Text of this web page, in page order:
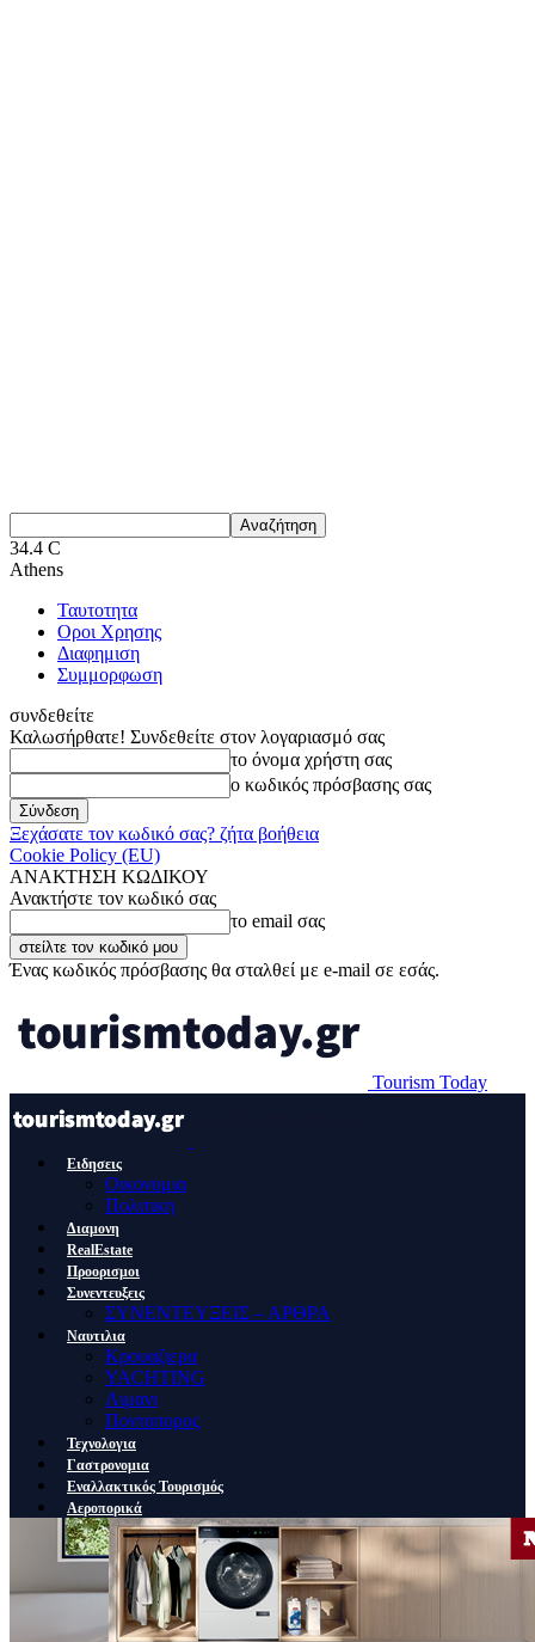
34.4 C
Athens
Ταυτοτητα
Οροι Χρησης
Διαφημιση
Συμμορφωση
συνδεθείτε
Καλωσήρθατε! Συνδεθείτε στον λογαριασμό σας
το όνομα χρήστη σας
ο κωδικός πρόσβασης σας
Ξεχάσατε τον κωδικό σας? ζήτα βοήθεια
Cookie Policy (EU)
ΑΝΑΚΤΗΣΗ ΚΩΔΙΚΟΥ
Ανακτήστε τον κωδικό σας
το email σας
Ένας κωδικός πρόσβασης θα σταλθεί με e-mail σε εσάς.
Tourism Today
Ειδησεις
Οικονομια
Πολιτικη
Διαμονη
RealEstate
Προορισμοι
Συνεντευξεις
ΣΥΝΕΝΤΕΥΞΕΙΣ – ΑΡΘΡΑ
Ναυτιλια
Κρουαζιερα
YACHTING
Λιμανι
Ποντοπορος
Τεχνολογια
Γαστρονομια
Εναλλακτικός Τουρισμός
Αεροπορικά